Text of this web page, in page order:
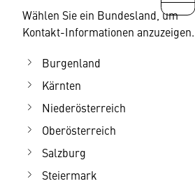
Wählen Sie ein Bundesland, um
Kontakt-Informationen anzuzeigen.
Burgenland
Kärnten
Niederösterreich
Oberösterreich
Salzburg
Steiermark